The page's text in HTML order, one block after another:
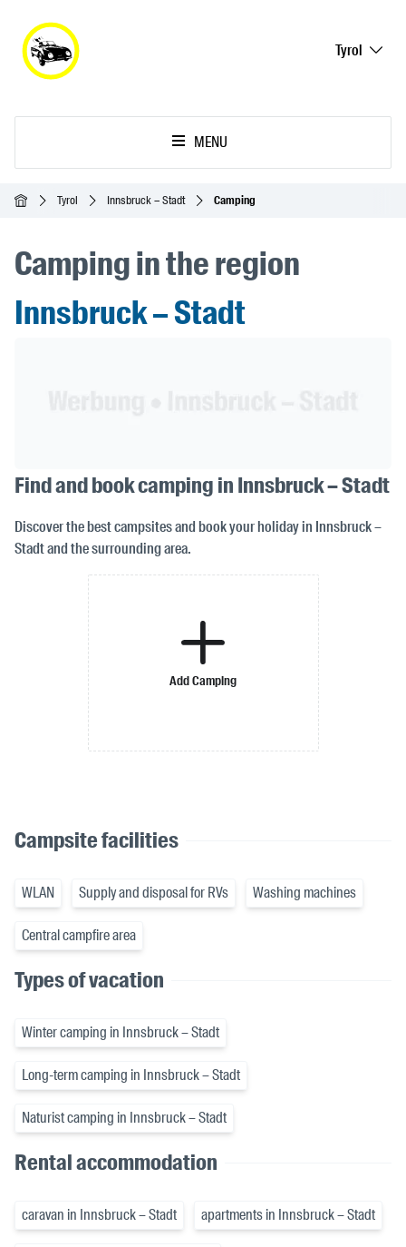
Tyrol
MENU
AccueilTyrol Innsbruck – Stadt Camping
Camping in the region
Innsbruck – Stadt
Find and book camping in Innsbruck – Stadt
Discover the best campsites and book your holiday in Innsbruck –
Stadt and the surrounding area.
Add Camping
Campsite facilities
WLAN Supply and disposal for RVs Washing machines
Central campfire area
Types of vacation
Winter camping in Innsbruck – Stadt
Long-term camping in Innsbruck – Stadt
Naturist camping in Innsbruck – Stadt
Rental accommodation
caravan in Innsbruck – Stadt apartments in Innsbruck – Stadt